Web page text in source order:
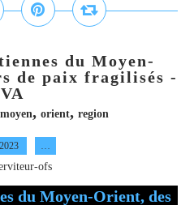
du Moyen-
de paix fragilisés -
VA
moyen, orient, region
…
ofs